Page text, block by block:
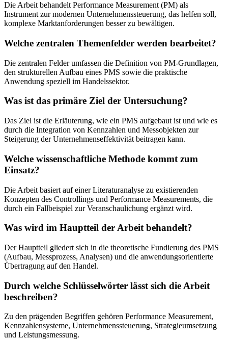
Die Arbeit behandelt Performance Measurement (PM) als
Instrument zur modernen Unternehmenssteuerung, das helfen soll,
komplexe Marktanforderungen besser zu bewältigen.
Welche zentralen Themenfelder werden bearbeitet?
Die zentralen Felder umfassen die Definition von PM-Grundlagen,
den strukturellen Aufbau eines PMS sowie die praktische
Anwendung speziell im Handelssektor.
Was ist das primäre Ziel der Untersuchung?
Das Ziel ist die Erläuterung, wie ein PMS aufgebaut ist und wie es
durch die Integration von Kennzahlen und Messobjekten zur
Steigerung der Unternehmenseffektivität beitragen kann.
Welche wissenschaftliche Methode kommt zum
Einsatz?
Die Arbeit basiert auf einer Literaturanalyse zu existierenden
Konzepten des Controllings und Performance Measurements, die
durch ein Fallbeispiel zur Veranschaulichung ergänzt wird.
Was wird im Hauptteil der Arbeit behandelt?
Der Hauptteil gliedert sich in die theoretische Fundierung des PMS
(Aufbau, Messprozess, Analysen) und die anwendungsorientierte
Übertragung auf den Handel.
Durch welche Schlüsselwörter lässt sich die Arbeit
beschreiben?
Zu den prägenden Begriffen gehören Performance Measurement,
Kennzahlensysteme, Unternehmenssteuerung, Strategieumsetzung
und Leistungsmessung.